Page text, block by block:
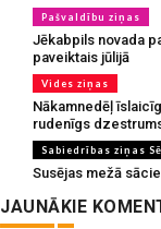
Pašvaldību ziņas
Jēkabpils novada
paveiktais jūlijā
Vides ziņas
Nākamnedēļ
rudenīgs
Sabiedrības ziņas
Susējas mežā
JAUNĀKIE